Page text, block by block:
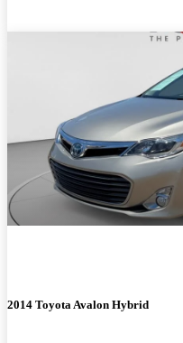
2014 Toyota Avalon Hybrid